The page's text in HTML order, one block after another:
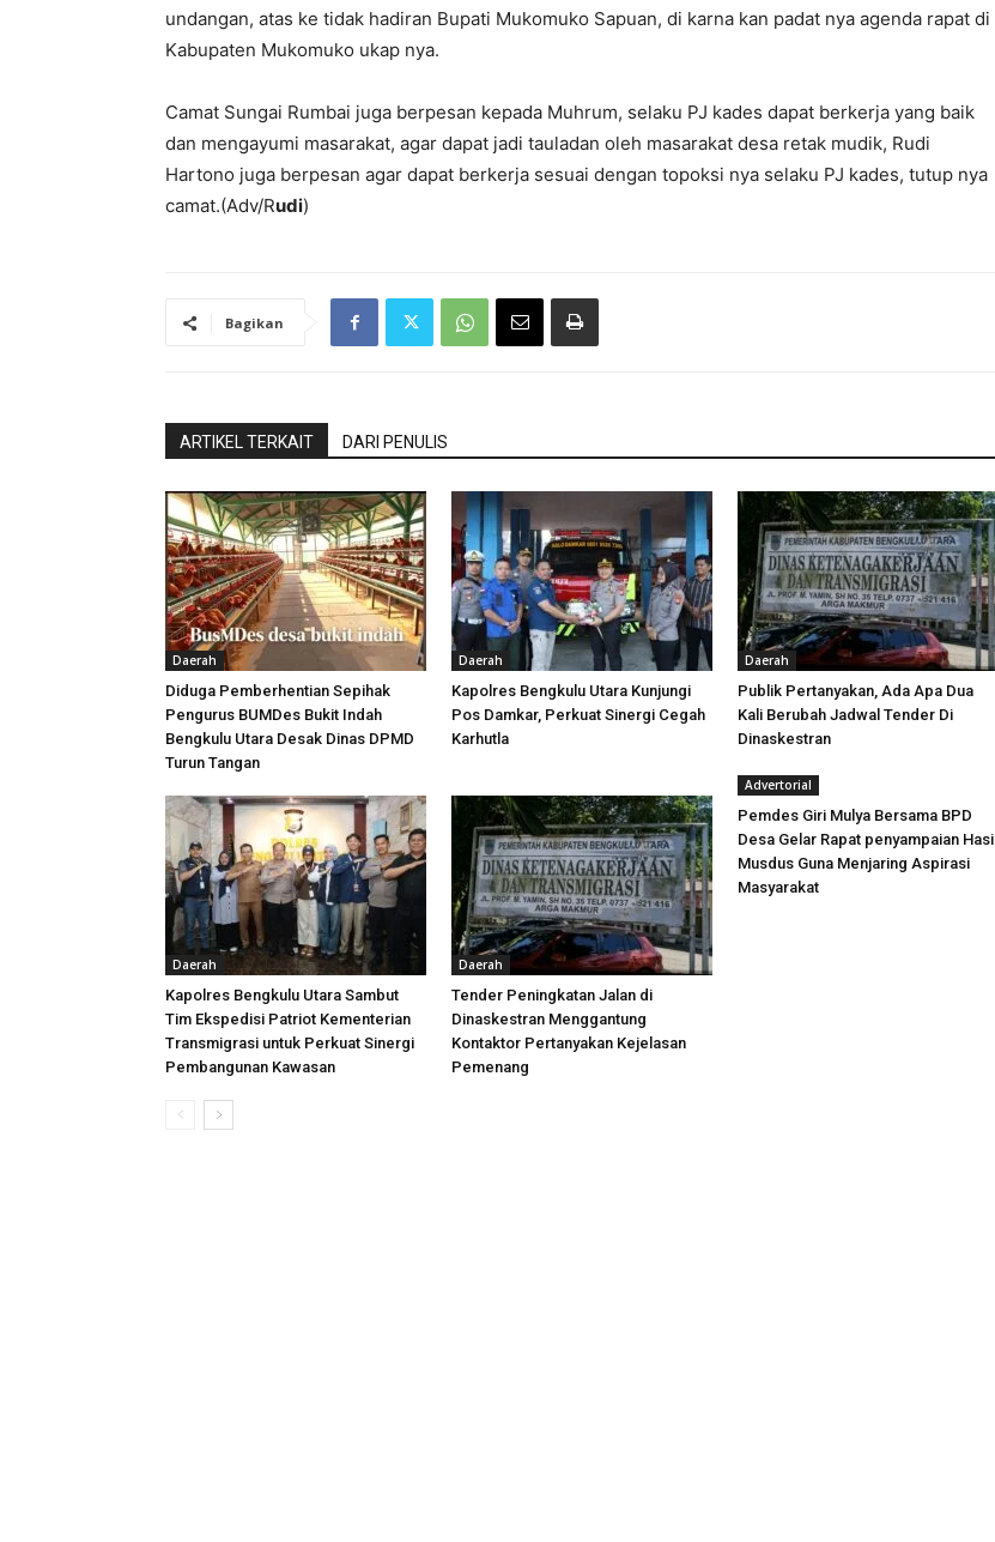
undangan, atas ke tidak hadiran Bupati Mukomuko Sapuan, di karna kan padat nya agenda rapat di
Kabupaten Mukomuko ukap nya.
Camat Sungai Rumbai juga berpesan kepada Muhrum, selaku PJ kades dapat berkerja yang baik
dan mengayumi masarakat, agar dapat jadi tauladan oleh masarakat desa retak mudik, Rudi
Hartono juga berpesan agar dapat berkerja sesuai dengan topoksi nya selaku PJ kades, tutup nya
camat.(Adv/Rudi)
Bagikan
ARTIKEL TERKAIT DARI PENULIS
Daerah
Diduga Pemberhentian Sepihak
Pengurus BUMDes Bukit Indah
Bengkulu Utara Desak Dinas DPMD
Turun Tangan
Daerah
Kapolres Bengkulu Utara Kunjungi
Pos Damkar, Perkuat Sinergi Cegah
Karhutla
Daerah
Publik Pertanyakan, Ada Apa Dua
Kali Berubah Jadwal Tender Di
Dinaskestran
Daerah
Kapolres Bengkulu Utara Sambut
Tim Ekspedisi Patriot Kementerian
Transmigrasi untuk Perkuat Sinergi
Pembangunan Kawasan
Daerah
Tender Peningkatan Jalan di
Dinaskestran Menggantung
Kontaktor Pertanyakan Kejelasan
Pemenang
Advertorial
Pemdes Giri Mulya Bersama BPD
Desa Gelar Rapat penyampaian Hasil
Musdus Guna Menjaring Aspirasi
Masyarakat